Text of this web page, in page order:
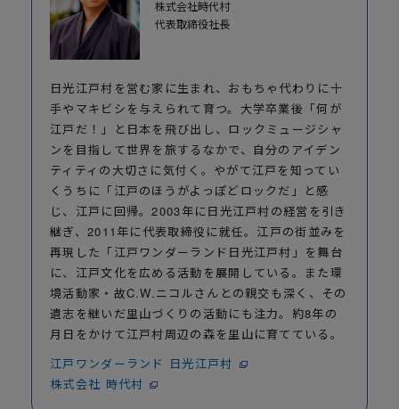
株式会社時代村
代表取締役社長
日光江戸村を営む家に生まれ、おもちゃ代わりに十
手やマキビシを与えられて育つ。大学卒業後「何が
江戸だ！」と日本を飛び出し、ロックミュージシャ
ンを目指して世界を旅するなかで、自分のアイデン
ティティの大切さに気付く。やがて江戸を知ってい
くうちに「江戸のほうがよっぽどロックだ」と感
じ、江戸に回帰。2003年に日光江戸村の経営を引き
継ぎ、2011年に代表取締役に就任。江戸の街並みを
再現した「江戸ワンダーランド日光江戸村」を舞台
に、江戸文化を広める活動を展開している。また環
境活動家・故C.W.ニコルさんとの親交も深く、その
遺志を継いだ里山づくりの活動にも注力。約8年の
月日をかけて江戸村周辺の森を里山に育てている。
江戸ワンダーランド 日光江戸村
株式会社 時代村